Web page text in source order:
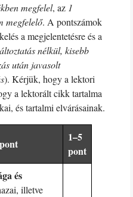
megfelel, az 1
megfelelő. A pontszámok
a megjelentetésre és a
nélkül, kisebb
után javasolt
). Kérjük, hogy a lektori
a lektorált cikk tartalma
és tartalmi elvárásainak.
1–5
pont
és
illetve